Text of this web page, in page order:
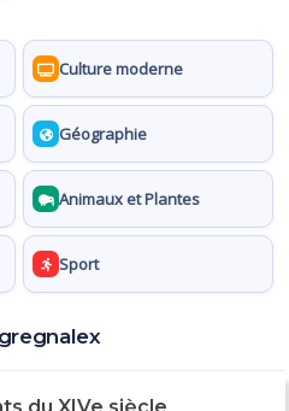
Culture moderne
Géographie
Animaux et Plantes
Sport